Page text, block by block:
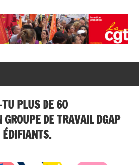
CGT
insertion
probation
PLUS DE 60
GROUPE DE TRAVAIL DGAP